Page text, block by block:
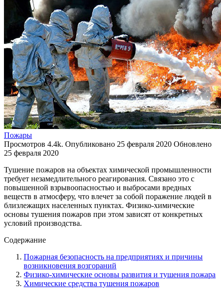
Пожары
Просмотров 4.4k. Опубликовано 25 февраля 2020 Обновлено
25 февраля 2020
Тушение пожаров на объектах химической промышленности
требует незамедлительного реагирования. Связано это с
повышенной взрывоопасностью и выбросами вредных
веществ в атмосферу, что влечет за собой поражение людей в
близлежащих населенных пунктах. Физико-химические
основы тушения пожаров при этом зависят от конкретных
условий производства.
Содержание
Пожарная безопасность на предприятиях и причины
возникновения возгораний
Физико-химические основы развития и тушения пожара
Химические средства тушения пожаров